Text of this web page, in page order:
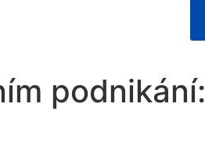
podnikání: